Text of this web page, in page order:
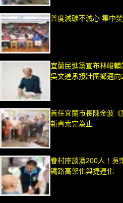
普度減碳不減心 集中
宜蘭民進黨宣布林峻
吳文進承接壯圍鄉邁向
首任宜蘭市長陳金波《
新書索完為止
眷村座談湧200人！吳
鐵路高架化與捷運化